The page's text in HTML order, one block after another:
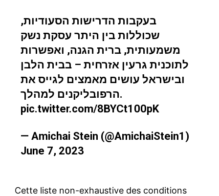
בעקבות הדרישות הסעודיות,
שכוללות בין היתר עסקת נשק
משמעותית, ברית הגנה, ואפשרות
לתוכנית גרעין אזרחית – בבית הלבן
ובישראל עושים מאמצים לגייס את
הרפובליקנים למהלך.
pic.twitter.com/8BYCt100pK
— Amichai Stein (@AmichaiStein1)
June 7, 2023
Cette liste non-exhaustive des conditions